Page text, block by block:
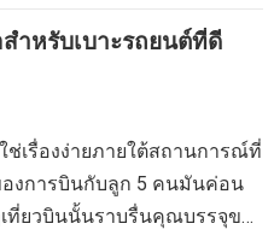
ว่าโดยทั่วไปแล้วจะไม่เป็น
จทำให้เกิดความทุกข์ยากใน
ดภาวะแทรกซ้อนที่สำคัญโดย
รภ์ ตามคู่มือความเจ็บปวดของ
นโรคงูสวัดอาจทำให้เกิด
นโรคปอดบวมและการอักเสบ
เริ่มต้นด้วยการอธิบายว่ามัน
ารรักษาให้แข็งแรงและมี
อะไรกันแน่? เป็นชุดกล้าม
ระดูกเชิงกราน ช่วยให้มีความ
ย แม้ว่ากล้ามเนื้ออุ้งเชิงกราน
งต้องออกกำลังกายเช่นเดียว
งกรานจึงมีความสำคัญมาก?
ำหรับเบาะรถยนต์ที่ดี
ช่เรื่องง่ายภายใต้สถานการณ์ที่
งการบินกับลูก 5 คนมันค่อน
ยวบินนั้นราบรื่นคุณบรรจุของ